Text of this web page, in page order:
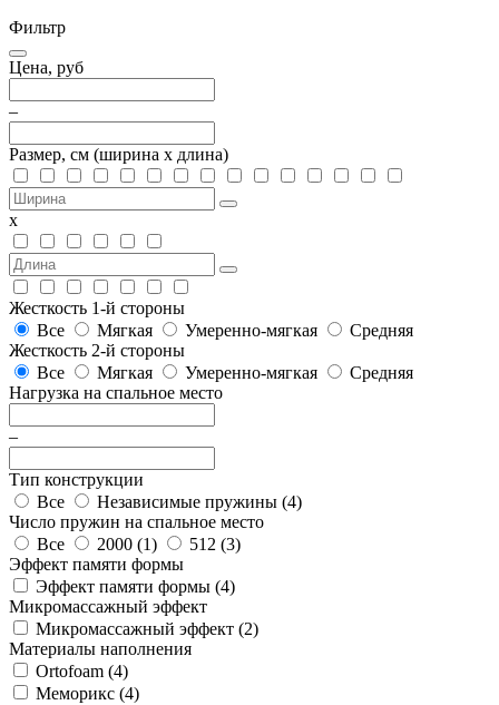
Фильтр
Цена, руб
–
Размер, см (ширина х длина)
х
Жесткость 1-й стороны
Все
Мягкая Умеренно-мягкая
Средняя
Жесткость 2-й стороны
Все
Мягкая Умеренно-мягкая
Средняя
Нагрузка на спальное место
–
Тип конструкции
Все
Независимые пружины (4)
Число пружин на спальное место
Все
2000 (1) 512 (3)
Эффект памяти формы
Эффект памяти формы (4)
Микромассажный эффект
Микромассажный эффект (2)
Материалы наполнения
Ortofoam (4)
Меморикс (4)